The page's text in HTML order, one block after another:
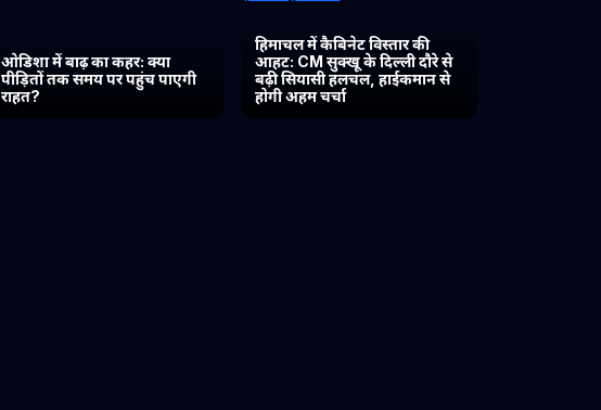
ओडिशा में बाढ़ का कहर: क्या
पीड़ितों तक समय पर पहुंच पाएगी
राहत?
हिमाचल में कैबिनेट विस्तार की
आहट: CM सुक्खू के दिल्ली दौरे से
बढ़ी सियासी हलचल, हाईकमान से
होगी अहम चर्चा